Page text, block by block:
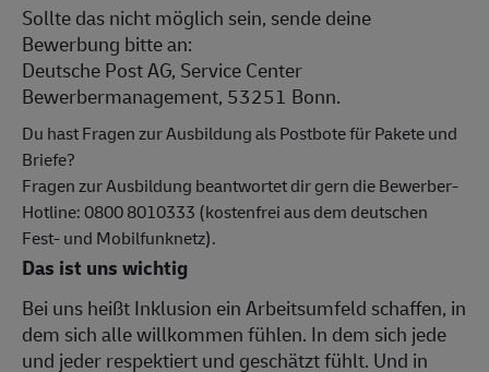
Sollte das nicht möglich sein, sende deine
Bewerbung bitte an:
Deutsche Post AG, Service Center
Bewerbermanagement, 53251 Bonn.
Du hast Fragen zur Ausbildung als Postbote für Pakete und
Briefe?
Fragen zur Ausbildung beantwortet dir gern die Bewerber-
Hotline: 0800 8010333 (kostenfrei aus dem deutschen
Fest- und Mobilfunknetz).
Das ist uns wichtig
Bei uns heißt Inklusion ein Arbeitsumfeld schaffen, in
dem sich alle willkommen fühlen. In dem sich jede
und jeder respektiert und geschätzt fühlt. Und in